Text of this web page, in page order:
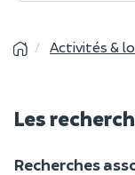
Activités &
Les
Recherches